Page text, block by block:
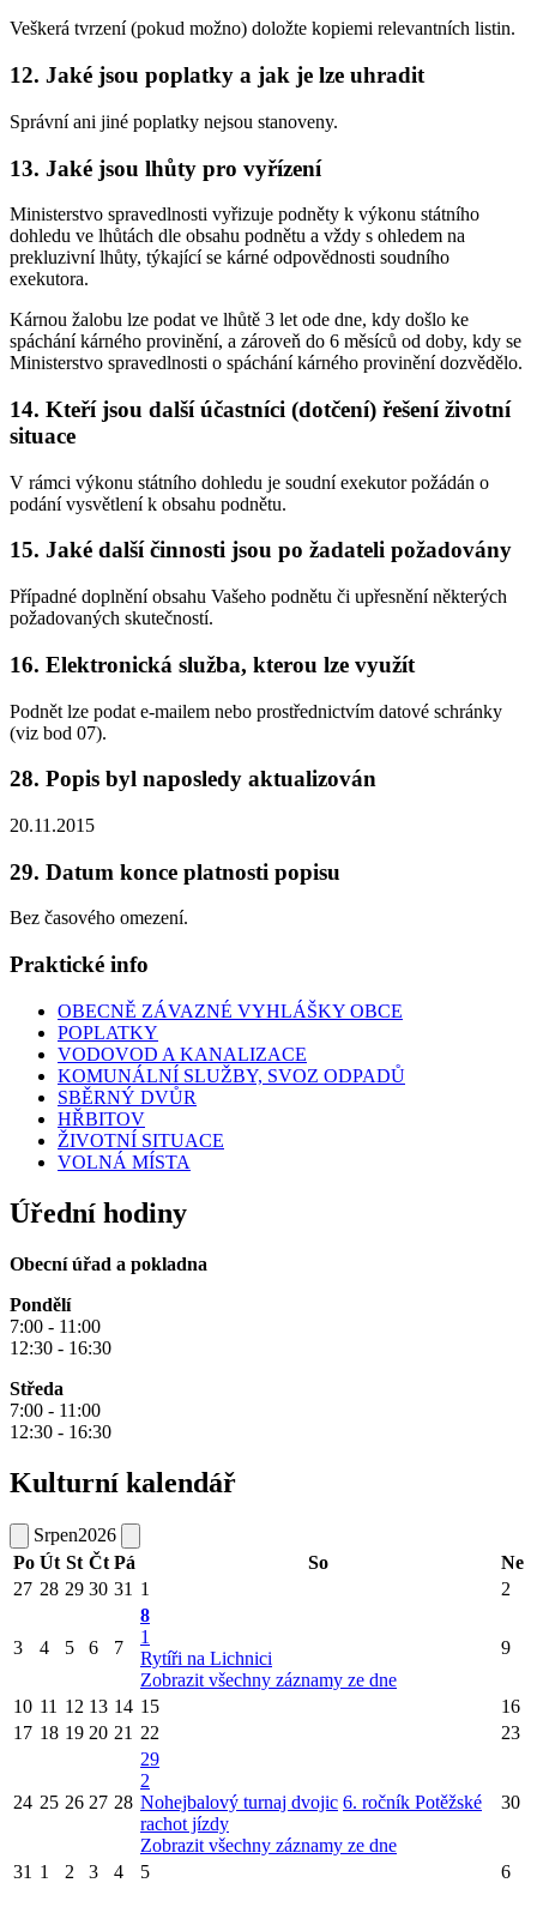
Veškerá tvrzení (pokud možno) doložte kopiemi relevantních listin.
12. Jaké jsou poplatky a jak je lze uhradit
Správní ani jiné poplatky nejsou stanoveny.
13. Jaké jsou lhůty pro vyřízení
Ministerstvo spravedlnosti vyřizuje podněty k výkonu státního
dohledu ve lhůtách dle obsahu podnětu a vždy s ohledem na
prekluzivní lhůty, týkající se kárné odpovědnosti soudního
exekutora.
Kárnou žalobu lze podat ve lhůtě 3 let ode dne, kdy došlo ke
spáchání kárného provinění, a zároveň do 6 měsíců od doby, kdy se
Ministerstvo spravedlnosti o spáchání kárného provinění dozvědělo.
14. Kteří jsou další účastníci (dotčení) řešení životní
situace
V rámci výkonu státního dohledu je soudní exekutor požádán o
podání vysvětlení k obsahu podnětu.
15. Jaké další činnosti jsou po žadateli požadovány
Případné doplnění obsahu Vašeho podnětu či upřesnění některých
požadovaných skutečností.
16. Elektronická služba, kterou lze využít
Podnět lze podat e-mailem nebo prostřednictvím datové schránky
(viz bod 07).
28. Popis byl naposledy aktualizován
20.11.2015
29. Datum konce platnosti popisu
Bez časového omezení.
Praktické info
OBECNĚ ZÁVAZNÉ VYHLÁŠKY OBCE
POPLATKY
VODOVOD A KANALIZACE
KOMUNÁLNÍ SLUŽBY, SVOZ ODPADŮ
SBĚRNÝ DVŮR
HŘBITOV
ŽIVOTNÍ SITUACE
VOLNÁ MÍSTA
Úřední hodiny
Obecní úřad a pokladna
Pondělí
7:00 - 11:00
12:30 - 16:30
Středa
7:00 - 11:00
12:30 - 16:30
Kulturní kalendář
Srpen2026
Po Út St Čt Pá So
Ne
27 28 29 30 31 1 2
3 4 5 6 7
8
1
Rytíři na Lichnici
Zobrazit všechny záznamy ze dne
9
10 11 12 13 14 15
16
17 18 19 20 21 22 23
24 25 26 27 28
29
2
Nohejbalový turnaj dvojic 6. ročník Potěžské
rachot jízdy
Zobrazit všechny záznamy ze dne
30
31 1 2 3 4 5 6